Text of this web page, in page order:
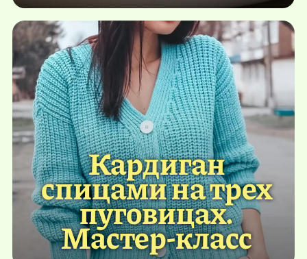
Кардиган
спицами на трех
пуговицах.
Мастер-класс